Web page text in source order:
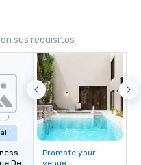
packaged to grill at
mezzanine level in the
Lounge, guests can
intimate setting with
whiskey, bourbon and
sus requisitos
De
Promote your
venue